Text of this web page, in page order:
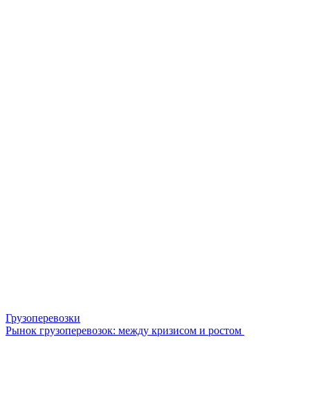
Грузоперевозки
Рынок грузоперевозок: между кризисом и ростом